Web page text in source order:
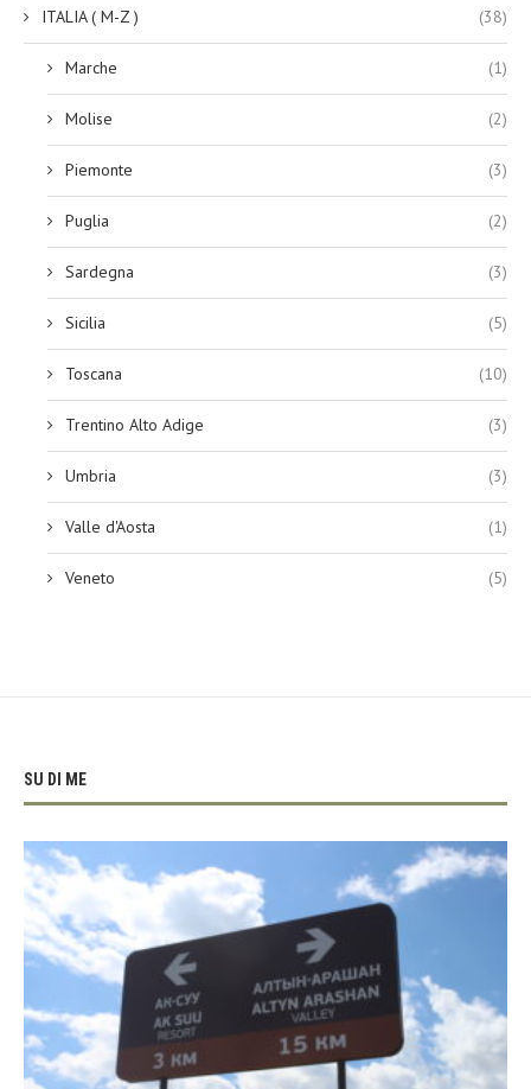
ITALIA ( M-Z ) (38)
Marche (1)
Molise (2)
Piemonte (3)
Puglia (2)
Sardegna (3)
Sicilia (5)
Toscana (10)
Trentino Alto Adige (3)
Umbria (3)
Valle d'Aosta (1)
Veneto (5)
SU DI ME